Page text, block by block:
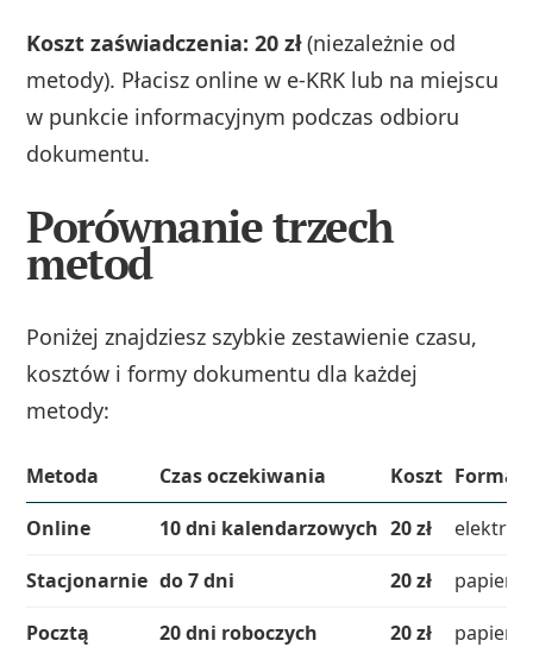
Koszt zaświadczenia: 20 zł(niezależnie od
metody). Płacisz online w e‑KRK lub na miejscu
w punkcie informacyjnym podczas odbioru
dokumentu.
Porównanie trzech
metod
Poniżej znajdziesz szybkie zestawienie czasu,
kosztów i formy dokumentu dla każdej
metody:
Metoda Czas oczekiwania Koszt Forma
Online
10 dni kalendarzowych 20 zł
Stacjonarnie do 7 dni 20 zł
Pocztą
20 dni roboczych 20 zł